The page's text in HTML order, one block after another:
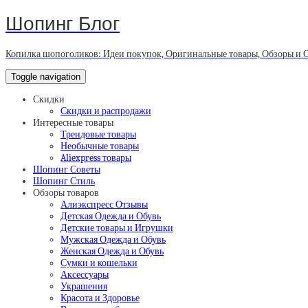
Шопинг Блог
Копилка шопоголиков: Идеи покупок, Оригинальные товары, Обзоры и
Toggle navigation
Скидки
Скидки и распродажи
Интересные товары
Трендовые товары
Необычные товары
Aliexpress товары
Шопинг Советы
Шопинг Стиль
Обзоры товаров
Алиэкспресс Отзывы
Детская Одежда и Обувь
Детские товары и Игрушки
Мужская Одежда и Обувь
Женская Одежда и Обувь
Сумки и кошельки
Аксессуары
Украшения
Красота и Здоровье